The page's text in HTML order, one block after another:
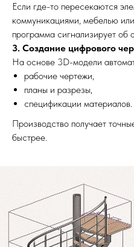
Если где-то пересекаются
коммуникациями, мебелью
программа сигнализирует об
3. Создание цифрового
На основе 3D-модели
рабочие чертежи,
планы и разрезы,
спецификации материалов.
Производство получает
быстрее.